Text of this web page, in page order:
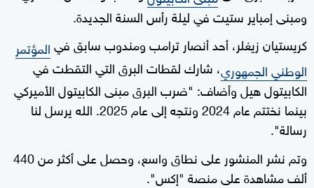
ومبنى إمباير ستيت في ليلة رأس السنة الجديدة.
كريستيان زيغلر، أحد أنصار ترامب ومندوب سابق فيالمؤتمر
الوطني الجمهوري، شارك لقطات البرق التي التقطت في
الكابيتول هيل وأضاف: "ضرب البرق مبنى الكابيتول الأميركي
بينما نختتم عام 2024 ونتجه إلى عام 2025. الله يرسل لنا
رسالة".
وتم نشر المنشور على نطاق واسع، وحصل على أكثر من 440
ألف مشاهدة على منصة "إكس".